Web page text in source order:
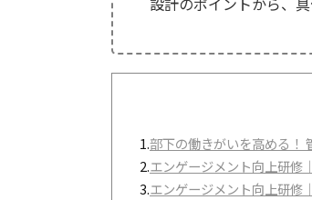
1.部下の働きがいを高める！
2.エンゲージメント向上研修
3.エンゲージメント向上研修